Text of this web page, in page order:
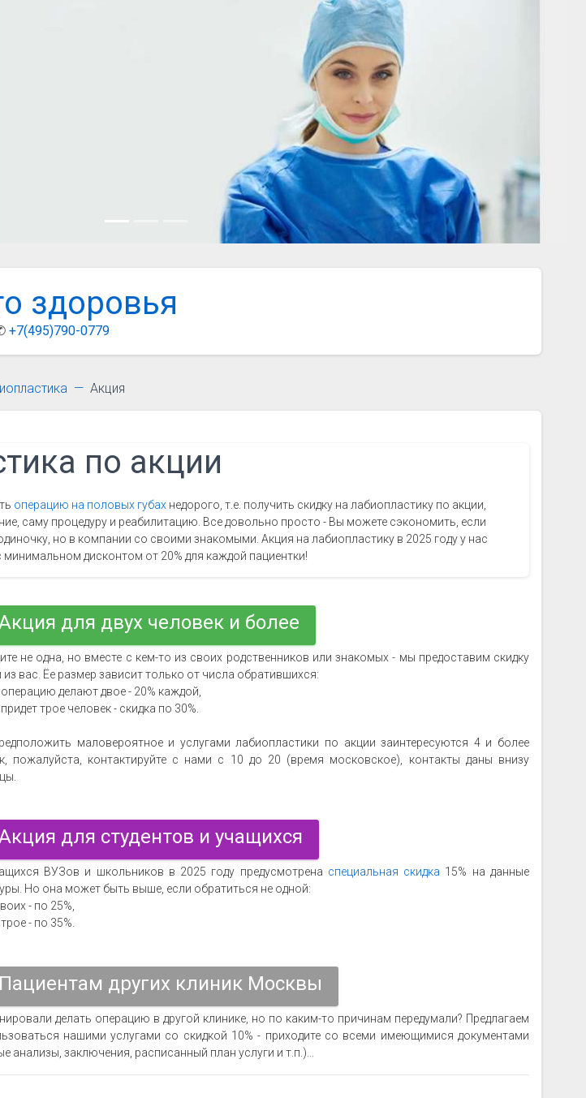
здоровья
+7(495)790-0779
Акция
по акции
операцию на половых губах недорого, т.е. получить скидку на лабиопластику по акции,
саму процедуру и реабилитацию. Все довольно просто - Вы можете сэкономить, если
но в компании со своими знакомыми. Акция на лабиопластику в 2025 году у нас
минимальном дисконтом от 20% для каждой пациентки!
для двух человек и более
не одна, но вместе с кем-то из своих родственников или знакомых - мы предоставим скидку
из вас. Ёе размер зависит только от числа обратившихся:
делают двое - 20% каждой,
трое человек - скидка по 30%.
маловероятное и услугами лабиопластики по акции заинтересуются 4 и более
пожалуйста, контактируйте с нами с 10 до 20 (время московское), контакты даны внизу
для студентов и учащихся
ВУЗов и школьников в 2025 году предусмотрена специальная скидка 15% на данные
Но она может быть выше, если обратиться не одной:
- по 25%,
- по 35%.
других клиник Москвы
делать операцию в другой клинике, но по каким-то причинам передумали? Предлагаем
нашими услугами со скидкой 10% - приходите со всеми имеющимися документами
анализы, заключения, расписанный план услуги и т.п.)...